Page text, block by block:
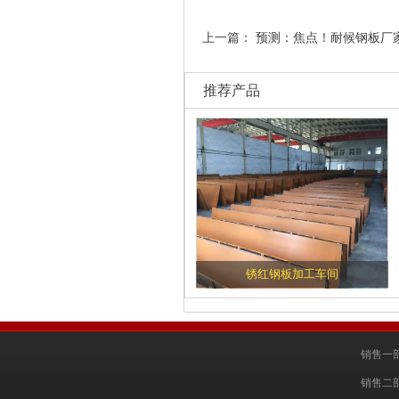
上一篇： 预测：焦点！耐候钢板厂
推荐产品
锈红钢板加工车间
销售一
销售二